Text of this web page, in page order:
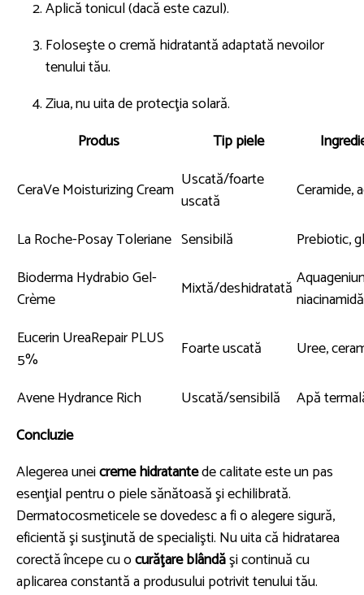
Aplică tonicul (dacă este cazul).
Foloseşte o cremă hidratantă adaptată nevoilor
tenului tău.
Ziua, nu uita de protecţia solară.
Produs
Tip piele
CeraVe Moisturizing Cream Uscată/foarte
uscată
Ceramide,
La Roche-Posay Toleriane Sensibilă
Prebiotic,
Bioderma Hydrabio Gel-
Crème
Mixtă/deshidratată niacinamidă
Eucerin UreaRepair PLUS
5%
Foarte uscată Uree,
Avene Hydrance Rich Uscată/sensibilă
Apă
Concluzie
Alegerea uneicreme hidratantede calitate este un pas
esenţial pentru o piele sănătoasă şi echilibrată.
Dermatocosmeticele se dovedesc a fi o alegere sigură,
eficientă şi susţinută de specialişti. Nu uita că hidratarea
corectă începe cu ocurăţare blândăşi continuă cu
aplicarea constantă a produsului potrivit tenului tău.